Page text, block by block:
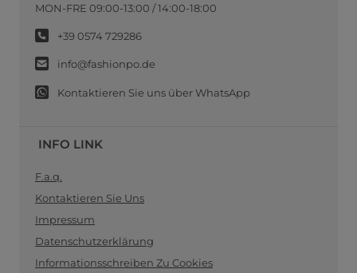
MON-FRE 09:00-13:00 / 14:00-18:00
+39 0574 729286
info@fashionpo.de
Kontaktieren Sie uns über WhatsApp
INFO LINK
F.a.q.
Kontaktieren Sie Uns
Impressum
Datenschutzerklärung
Informationsschreiben Zu Cookies